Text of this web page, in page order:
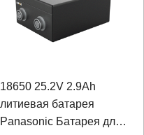
18650 25.2V 2.9Ah
литиевая батарея
Panasonic Батарея для